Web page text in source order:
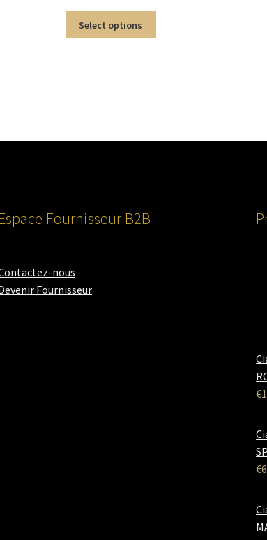
Select options
Espace Fournisseur B2B
nous
Fournisseur
€
€